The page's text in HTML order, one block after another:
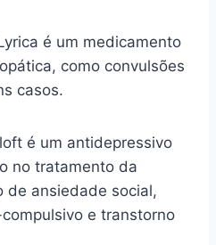
é um medicamento
como convulsões
casos.
é um antidepressivo
no tratamento da
de ansiedade social,
e transtorno